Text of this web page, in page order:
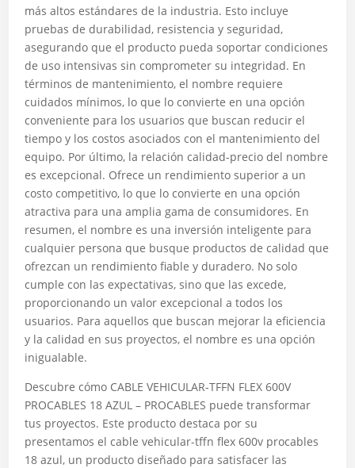
más altos estándares de la industria. Esto incluye
pruebas de durabilidad, resistencia y seguridad,
asegurando que el producto pueda soportar condiciones
de uso intensivas sin comprometer su integridad. En
términos de mantenimiento, el nombre requiere
cuidados mínimos, lo que lo convierte en una opción
conveniente para los usuarios que buscan reducir el
tiempo y los costos asociados con el mantenimiento del
equipo. Por último, la relación calidad-precio del nombre
es excepcional. Ofrece un rendimiento superior a un
costo competitivo, lo que lo convierte en una opción
atractiva para una amplia gama de consumidores. En
resumen, el nombre es una inversión inteligente para
cualquier persona que busque productos de calidad que
ofrezcan un rendimiento fiable y duradero. No solo
cumple con las expectativas, sino que las excede,
proporcionando un valor excepcional a todos los
usuarios. Para aquellos que buscan mejorar la eficiencia
y la calidad en sus proyectos, el nombre es una opción
inigualable.
Descubre cómo CABLE VEHICULAR-TFFN FLEX 600V
PROCABLES 18 AZUL – PROCABLES puede transformar
tus proyectos. Este producto destaca por su
presentamos el cable vehicular-tffn flex 600v procables
18 azul, un producto diseñado para satisfacer las